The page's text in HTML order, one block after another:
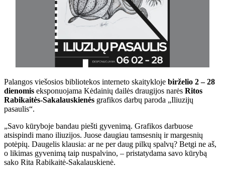
Palangos viešosios bibliotekos interneto skaitykloje birželio 2 – 28
dienomis eksponuojama Kėdainių dailės draugijos narės Ritos
Rabikaitės-Sakalauskienės grafikos darbų paroda „Iliuzijų
pasaulis“.
„Savo kūryboje bandau piešti gyvenimą. Grafikos darbuose
atsispindi mano iliuzijos. Juose daugiau tamsesnių ir margesnių
potėpių. Daugelis klausia: ar ne per daug pilkų spalvų? Betgi ne aš,
o likimas gyvenimą taip nuspalvino, – pristatydama savo kūrybą
sako Rita Rabikaitė-Sakalauskienė.